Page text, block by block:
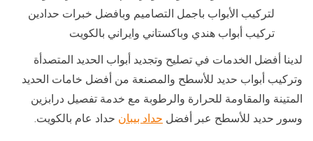
لتركيب الأبواب باجمل التصاميم وبافضل خبرات حدادين
تركيب أبواب هندي وباكستاني وايراني بالكويت
لدينا أفضل الخدمات في تصليح وتجديد أبواب الحديد المتصدأة
وتركيب أبواب حديد للأسطح والمصنعة من أفضل خامات الحديد
المتينة والمقاومة للحرارة والرطوبة مع خدمة تفصيل درابزين
وسور حديد للأسطح عبر أفضل حداد بيبان حداد عام بالكويت.